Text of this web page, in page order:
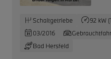
Schaltgetriebe 92 kW
03/2016
Bad Hersfeld